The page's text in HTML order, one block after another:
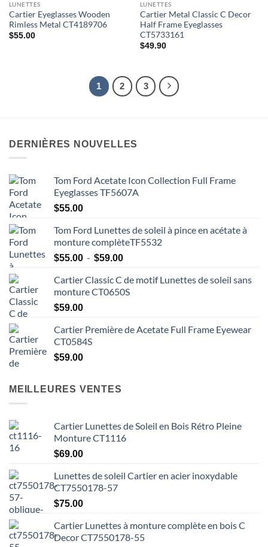
LUNETTES
Cartier Eyeglasses Wooden
Rimless Metal CT4189706
$55.00
LUNETTES
Cartier Metal Classic C Decor
Half Frame Eyeglasses
CT5733161
$49.90
1 2 3
DERNIÈRES NOUVELLES
Tom Ford Acetate Icon Collection Full Frame
Eyeglasses TF5607A
$55.00
Tom Ford Lunettes de soleil à pince en acétate à
monture complèteTF5532
$55.00 - $59.00Plage
prix
:
$59.00
Cartier Classic C de motif Lunettes de soleil sans
monture CT0650S
$59.00
Cartier Première de Acetate Full Frame Eyewear
CT0584S
$59.00
MEILLEURES VENTES
Cartier Lunettes de Soleil en Bois Rétro Pleine
Monture CT1116
$69.00
Lunettes de soleil Cartier en acier inoxydable
CT7550178-57
$75.00
Cartier Lunettes à monture complète en bois C
Decor CT7550178-55